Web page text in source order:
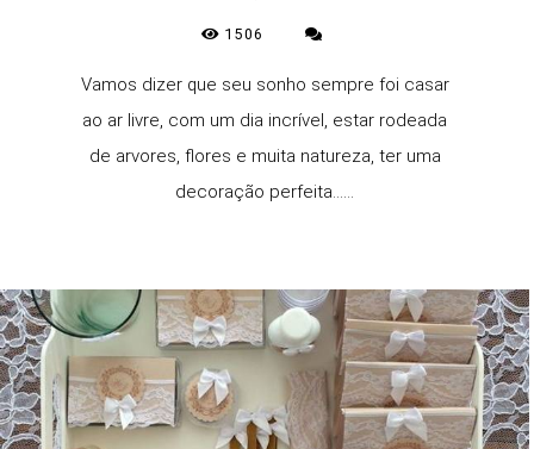
1506
Vamos dizer que seu sonho sempre foi casar
ao ar livre, com um dia incrível, estar rodeada
de arvores, flores e muita natureza, ter uma
decoração perfeita......